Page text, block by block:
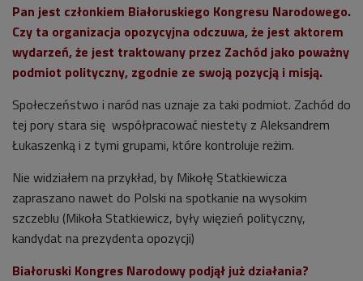
Pan jest członkiem Białoruskiego Kongresu Narodowego.
Czy ta organizacja opozycyjna odczuwa, że jest aktorem
wydarzeń, że jest traktowany przez Zachód jako poważny
podmiot polityczny, zgodnie ze swoją pozycją i misją.
Społeczeństwo i naród nas uznaje za taki podmiot. Zachód do
tej pory stara się współpracować niestety z Aleksandrem
Łukaszenką i z tymi grupami, które kontroluje reżim.
Nie widziałem na przykład, by Mikołę Statkiewicza
zapraszano nawet do Polski na spotkanie na wysokim
szczeblu (Mikoła Statkiewicz, były więzień polityczny,
kandydat na prezydenta opozycji)
Białoruski Kongres Narodowy podjął już działania?